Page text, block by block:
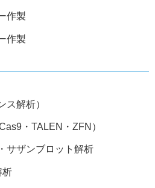
作製
作製
ス解析）
・TALEN・ZFN）
サザンブロット解析
析